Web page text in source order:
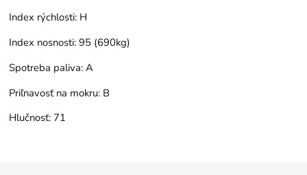
Index rýchlosti: H
Index nosnosti: 95 (690kg)
Spotreba paliva: A
Priľnavosť na mokru: B
Hlučnosť: 71